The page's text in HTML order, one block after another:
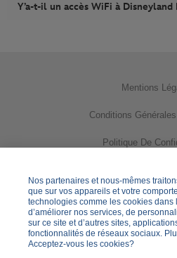
Y’a-t-il un accès WiFi à Disneyland
Mentions
Conditions
Politique De
Gérer Vos
Informations
Nos partenaires et nous-mêmes
que sur vos appareils et votre
technologies comme les cookies dans
d’améliorer nos services, de
sur ce site et d’autres sites,
fonctionnalités de réseaux sociaux.
Acceptez-vous les cookies?